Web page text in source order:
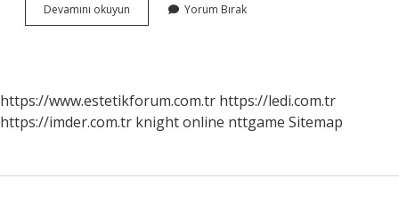
Devamını okuyun Duygusal
Örselenmek
Yorum Bırak
https://www.estetikforum.com.tr https://ledi.com.tr
https://imder.com.tr knight online nttgame Sitemap